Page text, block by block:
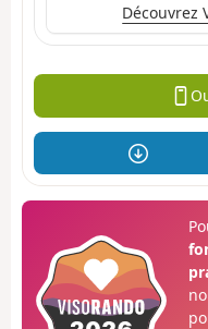
Découvrez